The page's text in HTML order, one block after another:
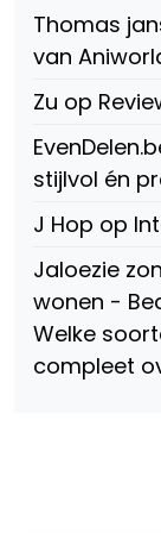
Facebook
Thomas
van
Zu op
stijlvol én
J Hop op
Jaloezie
wonen -
Welke
compleet